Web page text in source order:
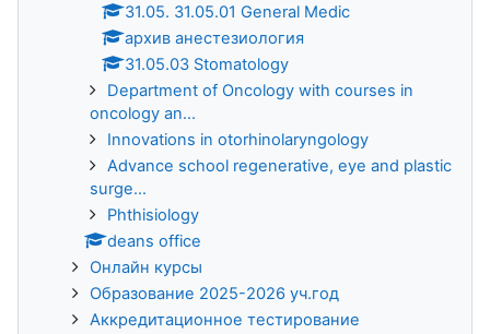
31.05. 31.05.01 General Medic
архив анестезиология
31.05.03 Stomatology
Department of Oncology with courses in
oncology an...
Innovations in otorhinolaryngology
Advance school regenerative, eye and plastic
surge...
Phthisiology
deans office
Онлайн курсы
Образование 2025-2026 уч.год
Аккредитационное тестирование